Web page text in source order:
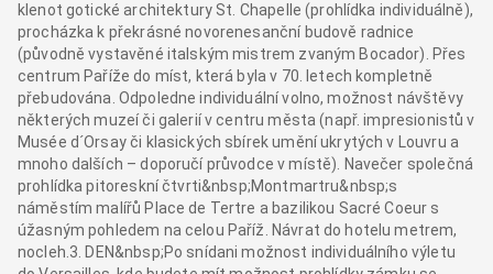
klenot gotické architektury St. Chapelle (prohlídka individuálně),
procházka k překrásné novorenesanční budově radnice
(původně vystavěné italským mistrem zvaným Bocador). Přes
centrum Paříže do míst, která byla v 70. letech kompletně
přebudována. Odpoledne individuální volno, možnost návštěvy
některých muzeí či galerií v centru města (např. impresionistů v
Musée d´Orsay či klasických sbírek umění ukrytých v Louvru a
mnoho dalších – doporučí průvodce v místě). Navečer společná
prohlídka pitoreskní čtvrti&nbsp;Montmartru&nbsp;s
náměstím malířů Place de Tertre a bazilikou Sacré Coeur s
úžasným pohledem na celou Paříž. Návrat do hotelu metrem,
nocleh.3. DEN&nbsp;Po snídani možnost individuálního výletu